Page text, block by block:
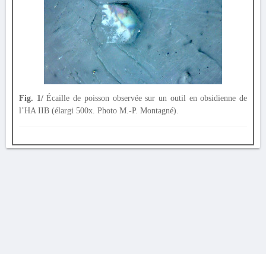
Fig. 1/Écaille de poisson observée sur un outil en obsidienne de
l’HA IIB (élargi 500x. Photo M.-P. Montagné).